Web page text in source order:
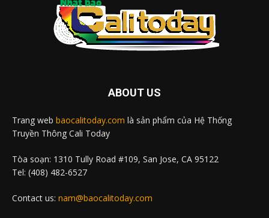
ABOUT US
Trang web baocalitoday.com là sản phẩm của Hệ Thống
Truyền Thông Cali Today
Tòa soạn: 1310 Tully Road #109, San Jose, CA 95122
Tel: (408) 482-6527
Contact us: nam@baocalitoday.com